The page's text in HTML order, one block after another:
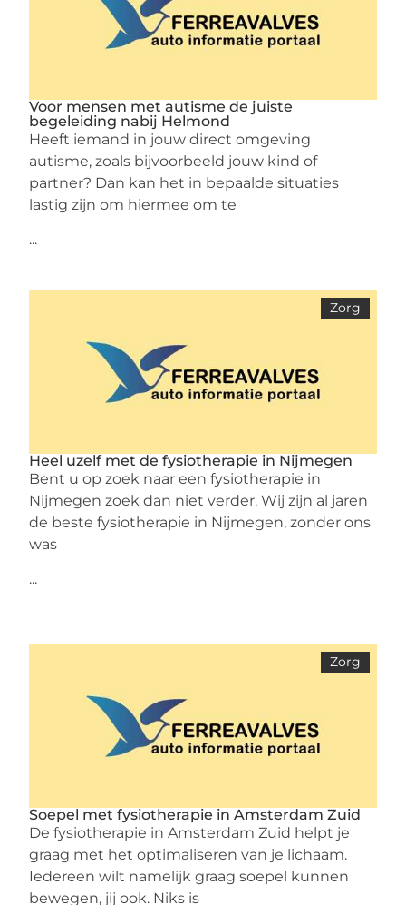
Voor mensen met autisme de juiste
begeleiding nabij Helmond
Heeft iemand in jouw direct omgeving
autisme, zoals bijvoorbeeld jouw kind of
partner? Dan kan het in bepaalde situaties
lastig zijn om hiermee om te
...
Zorg
Heel uzelf met de fysiotherapie in Nijmegen
Bent u op zoek naar een fysiotherapie in
Nijmegen zoek dan niet verder. Wij zijn al jaren
de beste fysiotherapie in Nijmegen, zonder ons
was
...
Zorg
Soepel met fysiotherapie in Amsterdam Zuid
De fysiotherapie in Amsterdam Zuid helpt je
graag met het optimaliseren van je lichaam.
Iedereen wilt namelijk graag soepel kunnen
bewegen, jij ook. Niks is